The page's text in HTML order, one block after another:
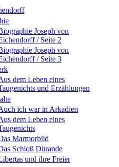
Joseph von
/ Seite 2
Joseph von
/ Seite 3
dem Leben eines
und Erzählungen
ich war in Arkadien
dem Leben eines
Marmorbild
Schloß Dürande
und ihre Freier